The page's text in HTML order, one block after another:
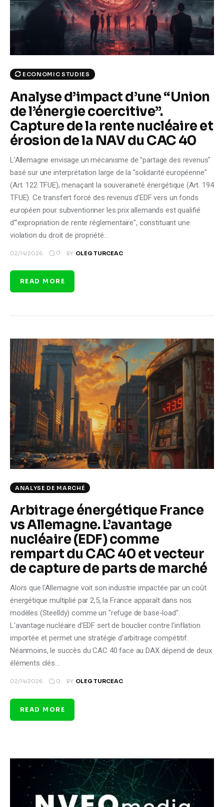
Climate
Markets
Tech
Shop
ECONOMIC STUDIES
Analyse d’impact d’une “Union
de l’énergie coercitive”.
Capture de la rente nucléaire et
érosion de la NAV du CAC 40
L'Allemagne envisage un mécanisme de "partage des revenus"
basé sur une interprétation large de la "solidarité européenne"
(Art. 122 TFUE), menaçant la souveraineté énergétique (Art. 194
TFUE). Ce transfert forcé des revenus d'EDF vers un fonds
européen pour subventionner les prix allemands est qualifié
d'"expropriation de rente réglementaire", constituant une
violation du droit de propriété…
02/14/2026 0 BY OLEG TURCEAC
READ MORE
ANALYSE DE MARCHÉ
Arbitrage énergétique France
vs Allemagne. L’avantage
nucléaire (EDF) comme
rempart du CAC 40 et vecteur
de capture de parts de marché
Alors que l'Allemagne voit son industrie impactée par un coût
énergétique multiplié par 2,5, la France apparaît dans nos
modèles (Steelldy) comme un "refuge de base-load".
L'avantage nucléaire d'EDF sert de bouclier contre l'inflation
importée et permet une stratégie d'arbitrage compétitif.
Néanmoins, le succès du CAC 40 face au DAX dépend de deux
éléments clés…
02/14/2026 0 BY OLEG TURCEAC
READ MORE